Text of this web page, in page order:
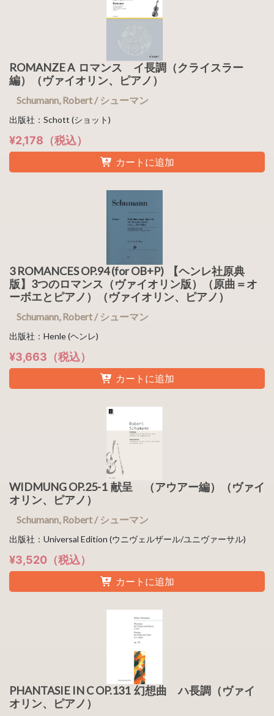
ROMANZE A ロマンス イ長調（クライスラー
編）（ヴァイオリン、ピアノ）
Schumann, Robert / シューマン
出版社：Schott (ショット)
¥2,178（税込）
カートに追加
3 ROMANCES OP.94 (for OB+P) 【ヘンレ社原典
版】3つのロマンス（ヴァイオリン版）（原曲＝オ
ーボエとピアノ）（ヴァイオリン、ピアノ）
Schumann, Robert / シューマン
出版社：Henle (ヘンレ)
¥3,663（税込）
カートに追加
WIDMUNG OP.25-1 献呈 （アウアー編）（ヴァイ
オリン、ピアノ）
Schumann, Robert / シューマン
出版社：Universal Edition (ウニヴェルザール/ユニヴァーサル)
¥3,520（税込）
カートに追加
PHANTASIE IN C OP.131 幻想曲 ハ長調（ヴァイ
オリン、ピアノ）